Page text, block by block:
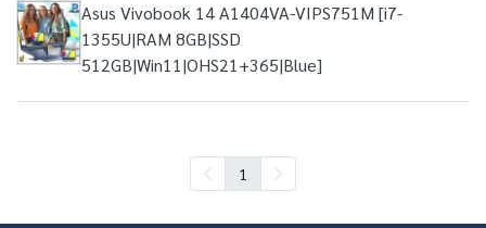
Asus Vivobook 14 A1404VA-VIPS751M [i7-
1355U|RAM 8GB|SSD
512GB|Win11|OHS21+365|Blue]
1